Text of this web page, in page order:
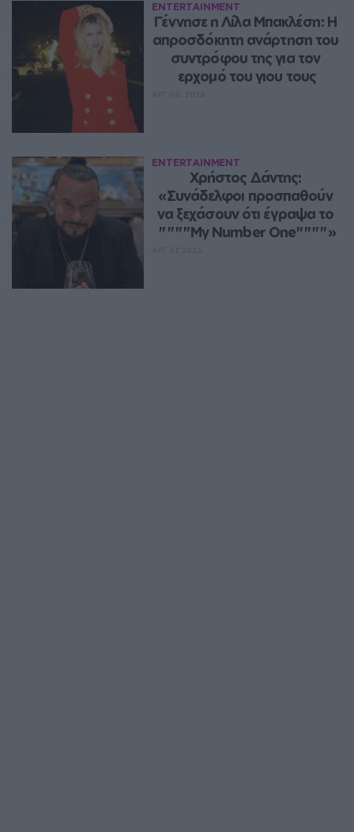
ENTERTAINMENT
Γέννησε η Λίλα Μπακλέση: Η
απροσδόκητη ανάρτηση του
συντρόφου της για τον
ερχομό του γιου τους
ENTERTAINMENT
Χρήστος Δάντης:
«Συνάδελφοι προσπαθούν
να ξεχάσουν ότι έγραψα το
""""My Number One""""»